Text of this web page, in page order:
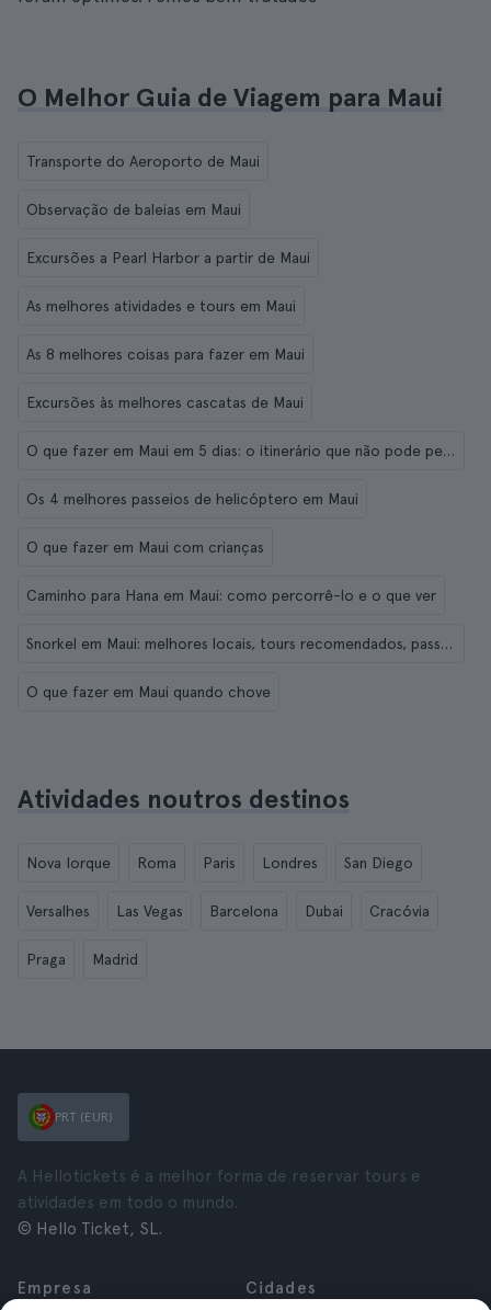
O Melhor Guia de Viagem para Maui
Transporte do Aeroporto de Maui
Observação de baleias em Maui
Excursões a Pearl Harbor a partir de Maui
As melhores atividades e tours em Maui
As 8 melhores coisas para fazer em Maui
Excursões às melhores cascatas de Maui
O que fazer em Maui em 5 dias: o itinerário que não pode perder
Os 4 melhores passeios de helicóptero em Maui
O que fazer em Maui com crianças
Caminho para Hana em Maui: como percorrê-lo e o que ver
Snorkel em Maui: melhores locais, tours recomendados, passeios de barco...
O que fazer em Maui quando chove
Atividades noutros destinos
Nova Iorque Roma Paris Londres San Diego
Versalhes Las Vegas Barcelona Dubai Cracóvia
Praga Madrid
PRT (EUR)
A Hellotickets é a melhor forma de reservar tours e
atividades em todo o mundo.
© Hello Ticket, SL.
Empresa Cidades